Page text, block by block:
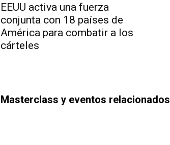
EEUU activa una fuerza
conjunta con 18 países de
América para combatir a los
cárteles
Masterclass y eventos relacionados